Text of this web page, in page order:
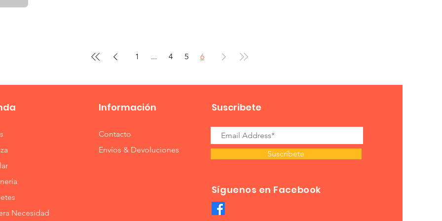
1 ... 4 5 6
Necesidad
Información
Contacto
Envíos & Devoluciones
Suscribete
Suscríbete
Síguenos en Facebook